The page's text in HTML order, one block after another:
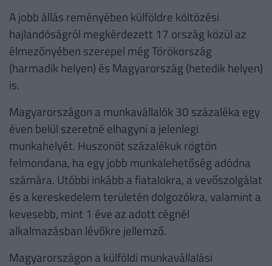
A jobb állás reményében külföldre költözési
hajlandóságról megkérdezett 17 ország közül az
élmezőnyében szerepel még Törökország
(harmadik helyen) és Magyarország (hetedik helyen)
is.
Magyarországon a munkavállalók 30 százaléka egy
éven belül szeretné elhagyni a jelenlegi
munkahelyét. Huszonöt százalékuk rögtön
felmondana, ha egy jobb munkalehetőség adódna
számára. Utóbbi inkább a fiatalokra, a vevőszolgálat
és a kereskedelem területén dolgozókra, valamint a
kevesebb, mint 1 éve az adott cégnél
alkalmazásban lévőkre jellemző.
Magyarországon a külföldi munkavállalási